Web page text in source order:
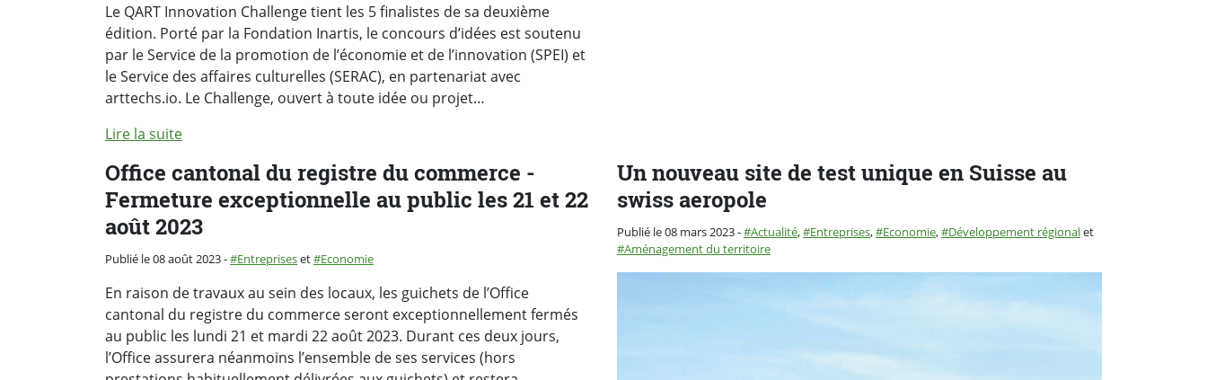
Le QART Innovation Challenge tient les 5 finalistes de sa deuxième
édition. Porté par la Fondation Inartis, le concours d’idées est soutenu
par le Service de la promotion de l’économie et de l’innovation (SPEI) et
le Service des affaires culturelles (SERAC), en partenariat avec
arttechs.io. Le Challenge, ouvert à toute idée ou projet…
Lire la suite
Office cantonal du registre du commerce -
Fermeture exceptionnelle au public les 21 et 22
août 2023
Publié le 08 août 2023-Catégorie :
Entrepriseset Economie
En raison de travaux au sein des locaux, les guichets de l’Office
cantonal du registre du commerce seront exceptionnellement fermés
au public les lundi 21 et mardi 22 août 2023. Durant ces deux jours,
l’Office assurera néanmoins l’ensemble de ses services (hors
Un nouveau site de test unique en Suisse au
swiss aeropole
Publié le 08 mars 2023-Catégorie :
Actualité, Entreprises, Economie, Développement régionalet
Aménagement du territoire